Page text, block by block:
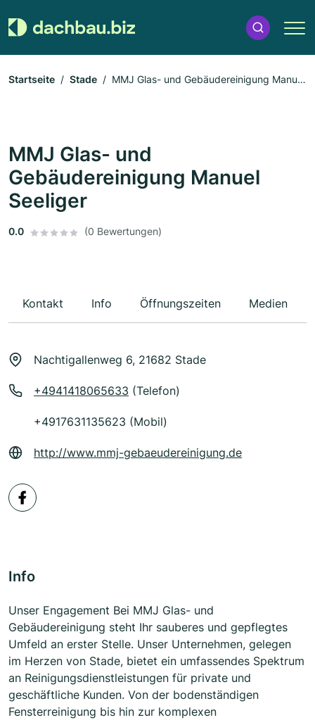
Startseite Stade
MMJ Glas- und Gebäudereinigung Manuel
MMJ Glas- und
Gebäudereinigung Manuel
Seeliger
0.0 (0 Bewertungen)
Kontakt Info Öffnungszeiten Medien
Nachtigallenweg 6, 21682 Stade
+4941418065633 (Telefon)
+4917631135623 (Mobil)
http://www.mmj-gebaeudereinigung.de
Info
Unser Engagement Bei MMJ Glas- und
Gebäudereinigung steht Ihr sauberes und gepflegtes
Umfeld an erster Stelle. Unser Unternehmen, gelegen
im Herzen von Stade, bietet ein umfassendes Spektrum
an Reinigungsdienstleistungen für private und
geschäftliche Kunden. Von der bodenständigen
Fensterreinigung bis hin zur komplexen